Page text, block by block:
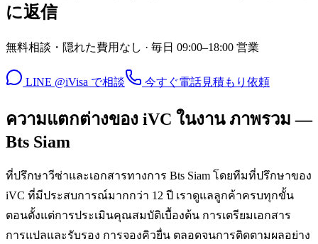
に返信
無料相談・隠れた費用なし · 毎日 09:00–18:00 営業
LINE @iVisa で相談 今すぐ電話見積もり依頼
ความแตกต่างของ iVC ในงาน ภาพรวม —
Bts Siam
ที่ปรึกษาวีซ่าและเอกสารทางการ Bts Siam โดยทีมที่ปรึกษาของ
iVC ที่มีประสบการณ์มากกว่า 12 ปี เราดูแลลูกค้าครบทุกขั้น
ตอนตั้งแต่การประเมินคุณสมบัติเบื้องต้น การเตรียมเอกสาร
การแปลและรับรอง การจองคิวยื่น ตลอดจนการติดตามผลอย่าง